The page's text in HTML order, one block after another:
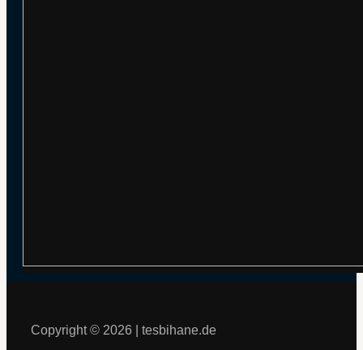
Copyright © 2026 | tesbihane.de